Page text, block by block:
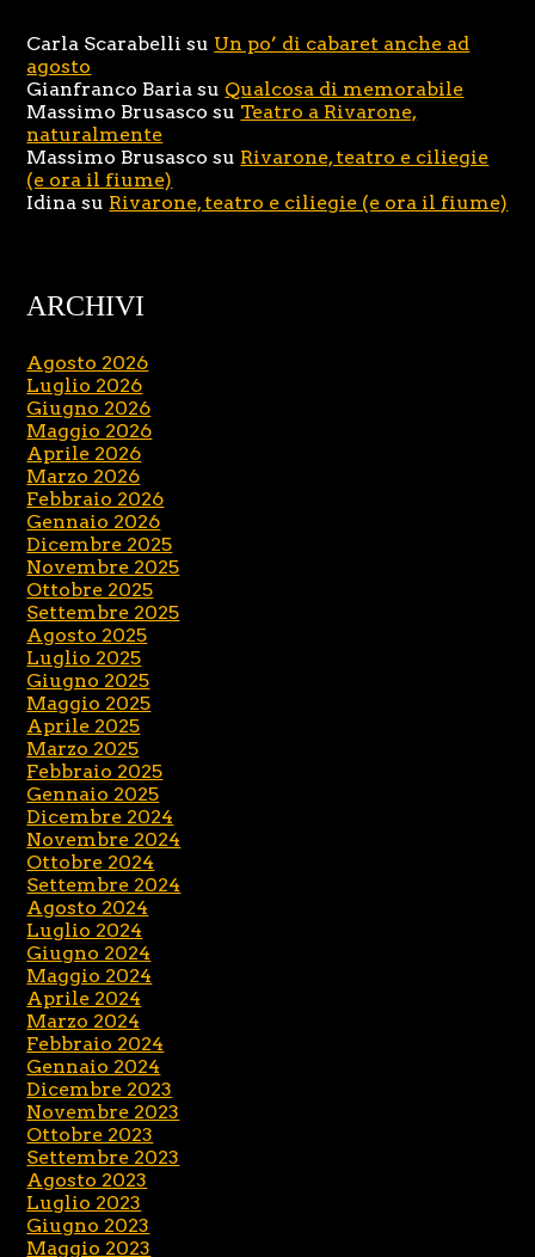
Carla Scarabelli su Un po’ di cabaret anche ad
agosto
Gianfranco Baria su Qualcosa di memorabile
Massimo Brusasco su Teatro a Rivarone,
naturalmente
Massimo Brusasco su Rivarone, teatro e ciliegie
(e ora il fiume)
Idina su Rivarone, teatro e ciliegie (e ora il fiume)
ARCHIVI
Agosto 2026
Luglio 2026
Giugno 2026
Maggio 2026
Aprile 2026
Marzo 2026
Febbraio 2026
Gennaio 2026
Dicembre 2025
Novembre 2025
Ottobre 2025
Settembre 2025
Agosto 2025
Luglio 2025
Giugno 2025
Maggio 2025
Aprile 2025
Marzo 2025
Febbraio 2025
Gennaio 2025
Dicembre 2024
Novembre 2024
Ottobre 2024
Settembre 2024
Agosto 2024
Luglio 2024
Giugno 2024
Maggio 2024
Aprile 2024
Marzo 2024
Febbraio 2024
Gennaio 2024
Dicembre 2023
Novembre 2023
Ottobre 2023
Settembre 2023
Agosto 2023
Luglio 2023
Giugno 2023
Maggio 2023